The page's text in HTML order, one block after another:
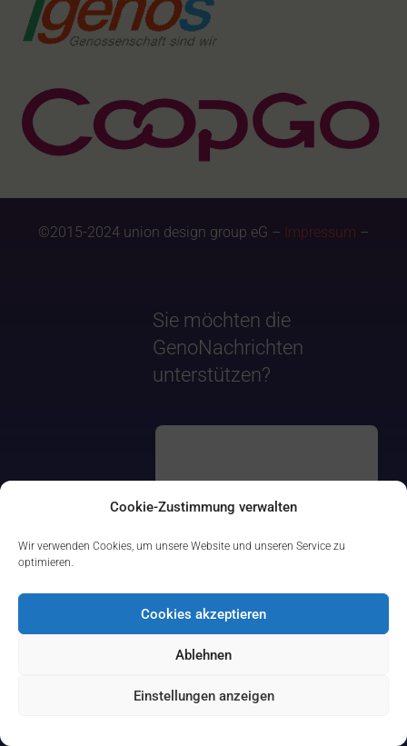
Cookie-Zustimmung verwalten
Wir verwenden Cookies, um unsere Website und unseren Service zu
optimieren.
Cookies akzeptieren
Ablehnen
Einstellungen anzeigen
©2015-2024 union design group eG – Impressum –
Sie möchten die
GenoNachrichten
unterstützen?